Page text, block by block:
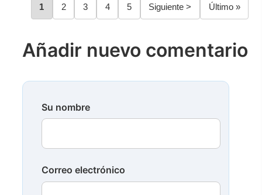
Paginación
Página
1 Página
2 Página
3 Página
4 Página
5
Siguiente
página
Siguiente >
Última
página
Último »
Añadir nuevo comentario
Su nombre
Correo electrónico